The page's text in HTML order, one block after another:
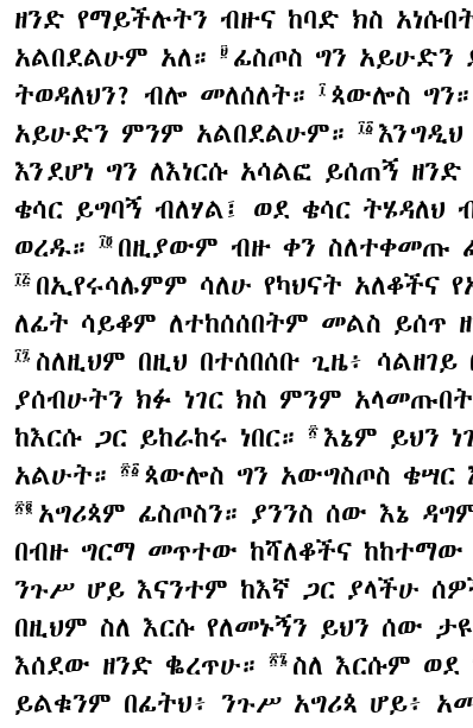
ዘንድ የማይችሉትን ብዙና ከባድ ክስ
አልበደልሁም አለ።
፱ ፊስጦስ ግን አይሁድን
ትወዳለህን? ብሎ መለሰለት።
፲ ጳውሎስ
አይሁድን ምንም አልበደልሁም።
፲፩
እንደሆነ ግን ለእነርሱ አሳልፎ ይሰጠኝ
ቄሳር ይግባኝ ብለሃል፤ ወደ ቄሳር ትሄዳለህ
ወረዱ።
፲፬ በዚያውም ብዙ ቀን ስለተቀመጡ
፲፭ በኢየሩሳሌምም ሳለሁ የካህናት አለቆችና
ለፊት ሳይቆም ለተከሰሰበትም መልስ ይሰጥ
፲፯ ስለዚህም በዚህ በተሰበሰቡ ጊዜ፥
ያሰብሁትን ክፉ ነገር ክስ ምንም
ከእርሱ ጋር ይከራከሩ ነበር።
፳ እኔም ይህን
አልሁት።
፳፩ ጳውሎስ ግን አውግስጦስ ቄሣር
፳፪ አግሪጳም ፊስጦስን። ያንንስ ሰው እኔ
በብዙ ግርማ መጥተው ከሻለቆችና
ንጉሥ ሆይ እናንተም ከእኛ ጋር ያላችሁ
በዚህም ስለ እርሱ የለመኑኝን ይህን ሰው
እሰደው ዘንድ ቈረጥሁ።
፳፮ ስለ እርሱም ወደ
ይልቁንም በፊትህ፥ ንጉሥ አግሪጳ ሆይ፥